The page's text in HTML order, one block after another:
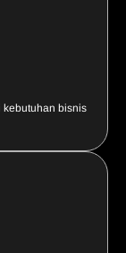
kebutuhan bisnis